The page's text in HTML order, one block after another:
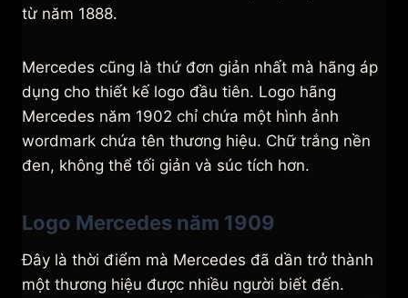
từ năm 1888.
Mercedes cũng là thứ đơn giản nhất mà hãng áp
dụng cho thiết kế logo đầu tiên. Logo hãng
Mercedes năm 1902 chỉ chứa một hình ảnh
wordmark chứa tên thương hiệu. Chữ trắng nền
đen, không thể tối giản và súc tích hơn.
Logo Mercedes năm 1909
Đây là thời điểm mà Mercedes đã dần trở thành
một thương hiệu được nhiều người biết đến.